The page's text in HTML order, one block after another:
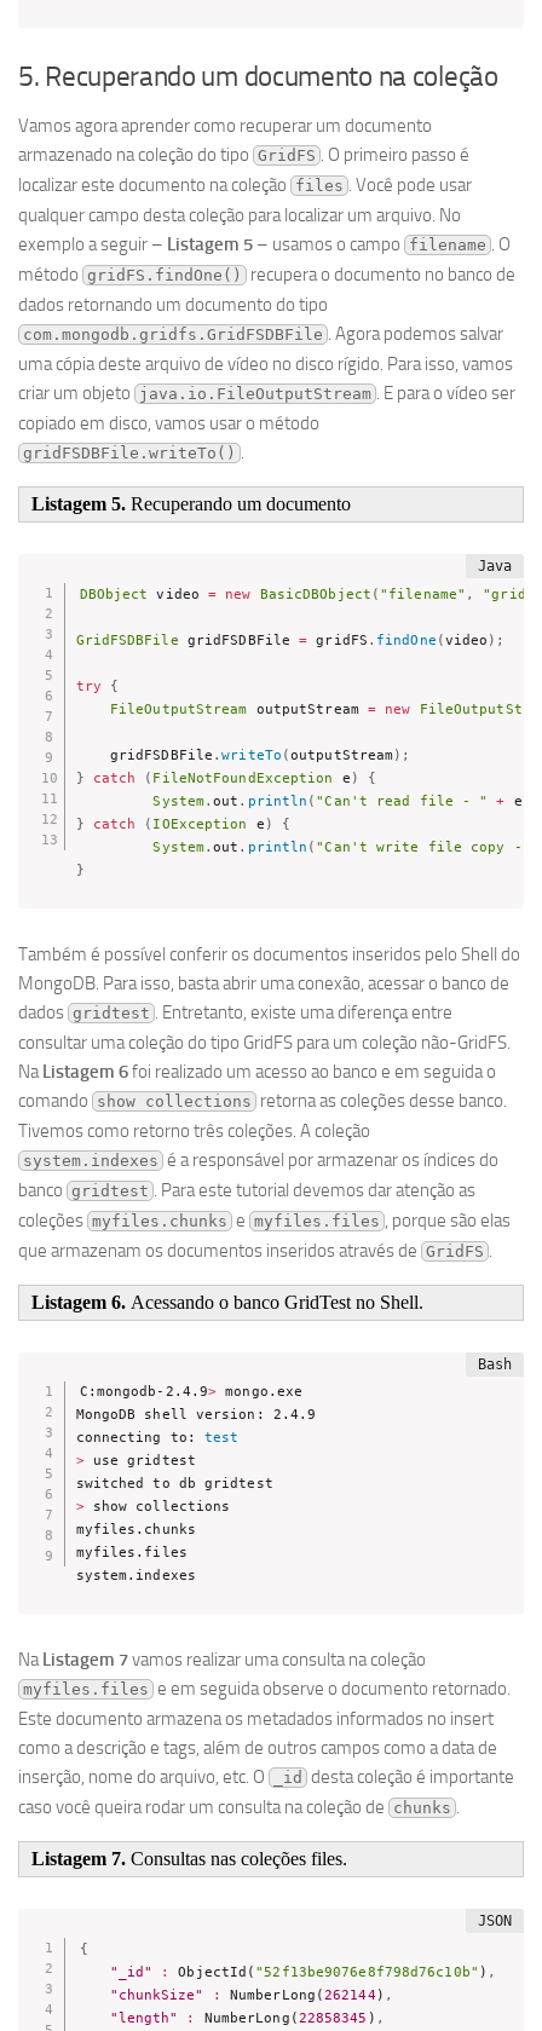
5. Recuperando um documento na coleção
Vamos agora aprender como recuperar um documento
armazenado na coleção do tipo GridFS . O primeiro passo é
localizar este documento na coleção files . Você pode usar
qualquer campo desta coleção para localizar um arquivo. No
exemplo a seguir – Listagem 5 – usamos o campo filename . O
método gridFS.findOne()
recupera o documento no banco de
dados retornando um documento do tipo
com.mongodb.gridfs.GridFSDBFile . Agora podemos salvar
uma cópia deste arquivo de vídeo no disco rígido. Para isso, vamos
criar um objeto java.io.FileOutputStream . E para o vídeo ser
copiado em disco, vamos usar o método
gridFSDBFile.writeTo() .
Listagem 5. Recuperando um documento
DBObject video = new BasicDBObject ( "filename" ,
GridFSDBFile gridFSDBFile = gridFS . findOne (video ) ;
try
{
FileOutputStream outputStream = new
    gridFSDBFile
.writeTo (outputStream) ;
}
catch ( FileNotFoundException e )
{
System.out . println ( "Can't read file - " + e
}
catch ( IOException e )
{
System.out . println ( "Can't write file copy - "
}
Também é possível conferir os documentos inseridos pelo Shell do
MongoDB. Para isso, basta abrir uma conexão, acessar o banco de
dados gridtest
. Entretanto, existe uma diferença entre
consultar uma coleção do tipo GridFS para um coleção não-GridFS.
Na Listagem 6foi realizado um acesso ao banco e em seguida o
comando show collections retorna as coleções desse banco.
Tivemos como retorno três coleções. A coleção
system.indexes é a responsável por armazenar os índices do
banco gridtest
. Para este tutorial devemos dar atenção as
coleções myfiles.chunks e myfiles.files
, porque são elas
que armazenam os documentos inseridos através de GridFS
Listagem 6. Acessando o banco GridTest no Shell.
C:mongodb-2.4.9> mongo.exe
MongoDB shell version: 2.4.9
connecting to: test
> use gridtest
> show collections
myfiles.chunks
myfiles.files
system.indexes
NaListagem 7vamos realizar uma consulta na coleção
myfiles.files e em seguida observe o documento retornado.
Este documento armazena os metadados informados no insert
como a descrição e tags, além de outros campos como a data de
inserção, nome do arquivo, etc. O
_id desta coleção é importante
caso você queira rodar um consulta na coleção de chunks .
Listagem 7. Consultas nas coleções files.
{
"_id"
: ObjectId( "52f13be9076e8f798d76c10b" ) ,
"chunkSize"
: NumberLong(262144) ,
"length"
: NumberLong(22858345 ) ,